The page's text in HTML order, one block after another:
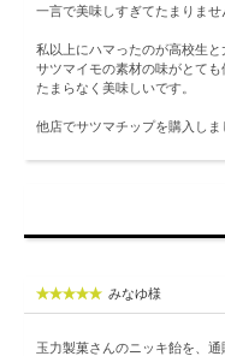
一言で美味しすぎてたまりませ
私以上にハマったのが高校生と
サツマイモの素材の味がとて
たまらなく美味しいです。
他店でサツマチップを購入しま
みなゆ様
玉力製菓さんのニッキ飴を、